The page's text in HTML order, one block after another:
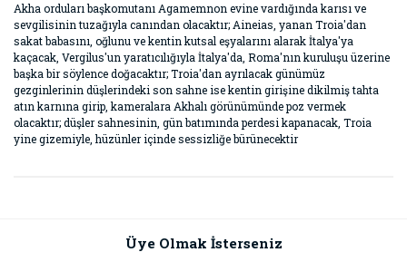
Akha orduları başkomutanı Agamemnon evine vardığında karısı ve
sevgilisinin tuzağıyla canından olacaktır; Aineias, yanan Troia'dan
sakat babasını, oğlunu ve kentin kutsal eşyalarını alarak İtalya'ya
kaçacak, Vergilus'un yaratıcılığıyla İtalya'da, Roma'nın kuruluşu üzerine
başka bir söylence doğacaktır; Troia'dan ayrılacak günümüz
gezginlerinin düşlerindeki son sahne ise kentin girişine dikilmiş tahta
atın karnına girip, kameralara Akhalı görünümünde poz vermek
olacaktır; düşler sahnesinin, gün batımında perdesi kapanacak, Troia
yine gizemiyle, hüzünler içinde sessizliğe bürünecektir
Görüş ve önerileriniz için teşekkür ederiz.
Üye Olmak İsterseniz